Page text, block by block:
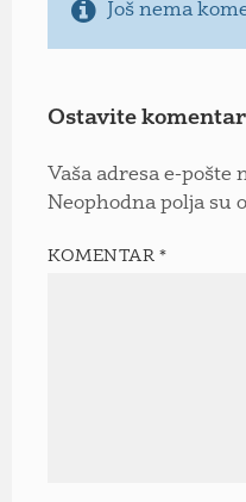
Još nema
Ostavite komentar
Vaša adresa e-pošte
Neophodna polja su
KOMENTAR*